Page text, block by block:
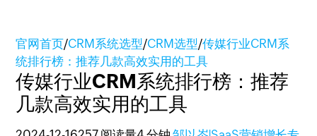
官网首页/CRM系统选型/CRM选型/传媒行业CRM系
统排行榜：推荐几款高效实用的工具
传媒行业CRM系统排行榜：推荐
几款高效实用的工具